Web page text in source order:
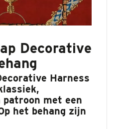
Decorative
Harness
met een
het behang zijn